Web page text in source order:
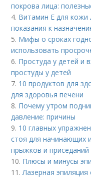
покрова лица:
4. Витамин E для кожи
показания к
5. Мифы о сроках
использовать
6. Простуда у детей и
простуды у детей
7. 10 продуктов для
для здоровья печени
8. Почему утром
давление: причины
9. 10 главных
стоя для начинающих
прыжков и приседаний
10. Плюсы и минусы
11.Лазерная